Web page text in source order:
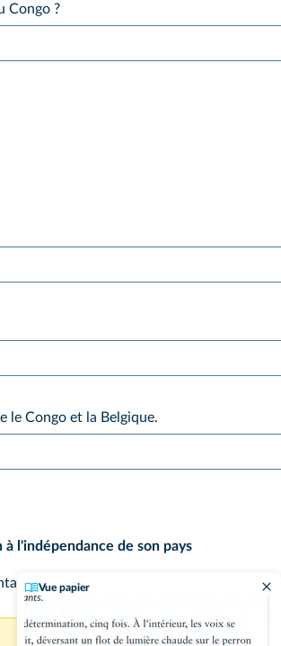
Vue papier
Congo ?
le Congo et la Belgique.
l'indépendance de son pays
que vous pouvez trouver,
un